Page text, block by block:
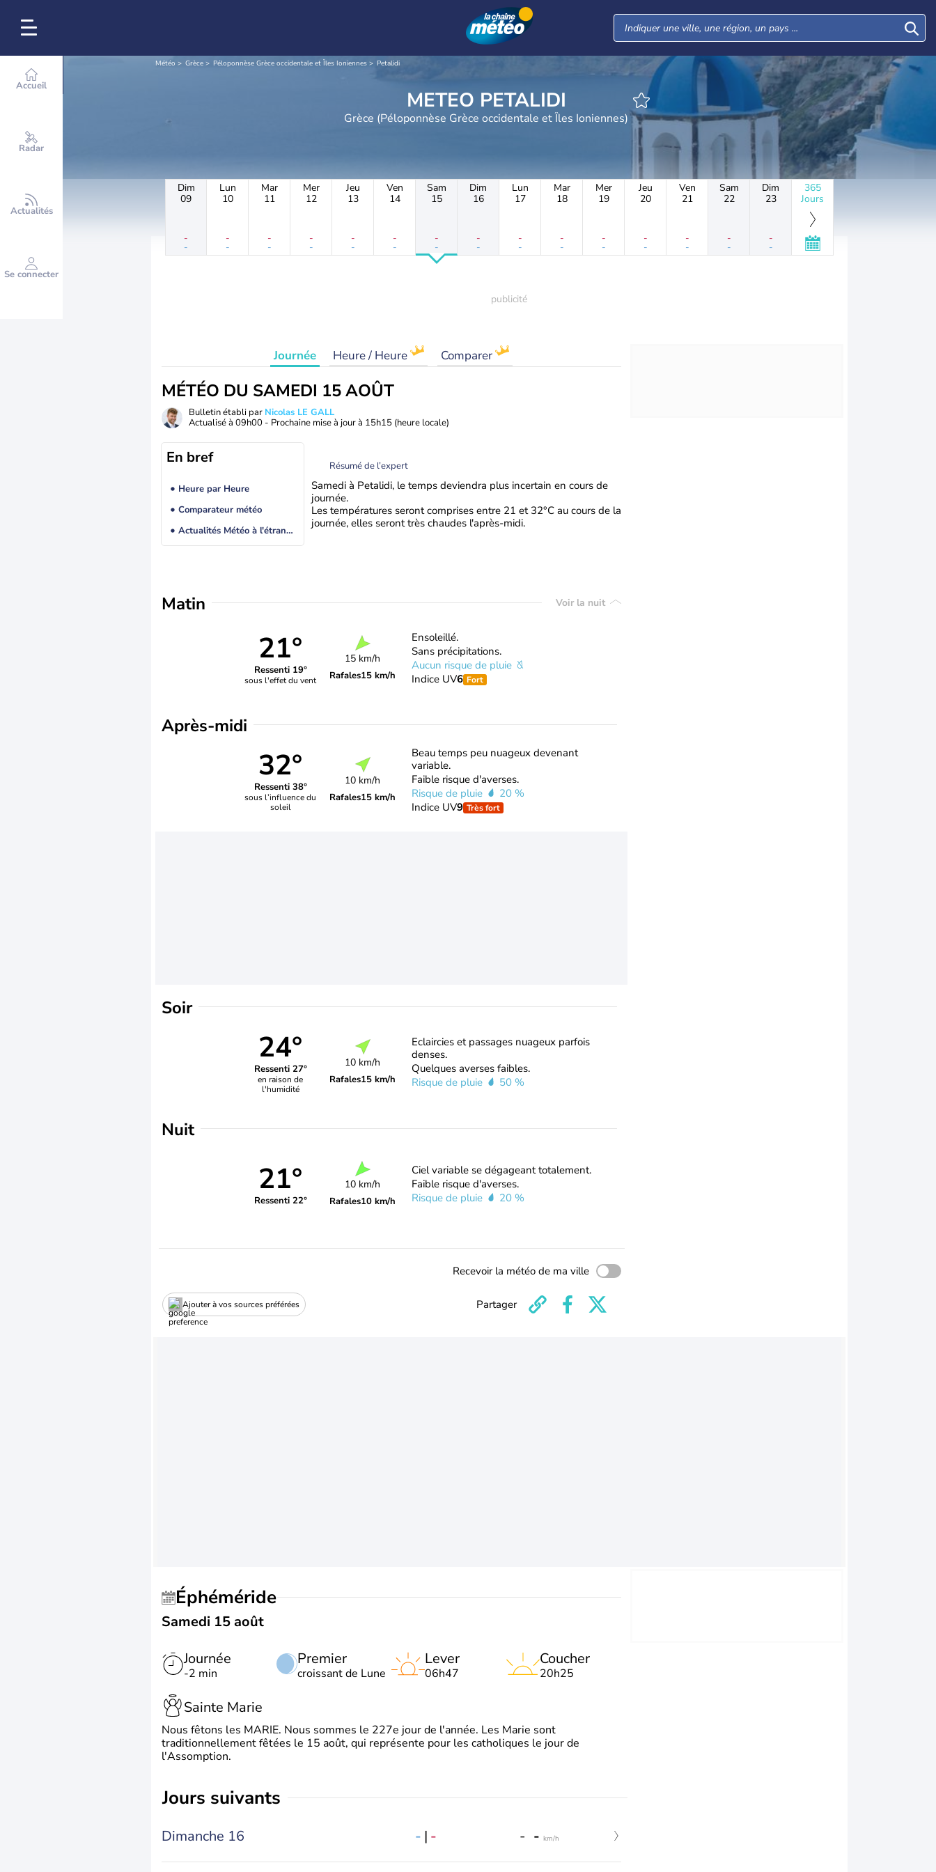
Accueil
Radar
Actualités
Se connecter
Météo Grèce Péloponnèse Grèce occidentale et Îles Ioniennes Petalidi
METEO PETALIDI
Grèce (Péloponnèse Grèce occidentale et Îles Ioniennes)
Dim
09
-
-
Lun
10
-
-
Mar
11
-
-
Mer
12
-
-
Jeu
13
-
-
Ven
14
-
-
Sam
15
-
-
Dim
16
-
-
Lun
17
-
-
Mar
18
-
-
Mer
19
-
-
Jeu
20
-
-
Ven
21
-
-
Sam
22
-
-
Dim
23
-
-
365
Jours
Journée Heure / Heure Comparer
MÉTÉO DU SAMEDI 15 AOÛT
Bulletin établi par Nicolas LE GALL
Actualisé à 09h00 - Prochaine mise à jour à 15h15 (heure locale)
En bref
Heure par Heure
Comparateur météo
Actualités Météo à l'étranger
Résumé de l’expert
Samedi à Petalidi, le temps deviendra plus incertain en cours de
journée.
Les températures seront comprises entre 21 et 32°C au cours de la
journée, elles seront très chaudes l'après-midi.
Matin Voir la nuit
21°
Ressenti 19°
sous l'effet du vent
15 km/h
Rafales15 km/h
Ensoleillé.
Sans précipitations.
Aucun risque de pluie
Indice UV6 Fort
Après-midi
32°
Ressenti 38°
sous l’influence du
soleil
10 km/h
Rafales15 km/h
Beau temps peu nuageux devenant
variable.
Faible risque d'averses.
Risque de pluie
20 %
Indice UV9 Très fort
Soir
24°
Ressenti 27°
en raison de
l'humidité
10 km/h
Rafales15 km/h
Eclaircies et passages nuageux parfois
denses.
Quelques averses faibles.
Risque de pluie
50 %
Nuit
21°
Ressenti 22°
10 km/h
Rafales10 km/h
Ciel variable se dégageant totalement.
Faible risque d'averses.
Risque de pluie
20 %
Recevoir la météo de ma ville
Ajouter à vos sources préférées Partager
Éphéméride
Samedi 15 août
Journée
-2 min
Premier
croissant de Lune
Lever
06h47
Coucher
20h25
Sainte Marie
Nous fêtons les MARIE. Nous sommes le 227e jour de l'année. Les Marie sont
traditionnellement fêtées le 15 août, qui représente pour les catholiques le jour de
l'Assomption.
jours suivants
Dimanche 16 - | - - - km/h